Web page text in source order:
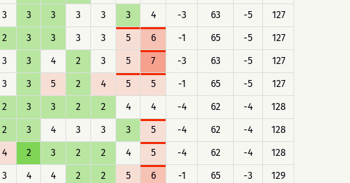
3 3 3 3 3 3 4 -3 63 -5
127
2 3 3 3 3 5 6 -1 65 -5
127
3 3 4 2 3 5 7 -3 63 -5
127
3 3 5 2 4 5 5 -1 65 -5
127
2 3 3 2 2 4 4 -4 62 -4
128
2 3 4 3 3 3 5 -4 62 -4
128
4 2 3 2 2 4 5 -4 62 -4
128
3 4 4 2 2 5 6 -1 65 -3
129